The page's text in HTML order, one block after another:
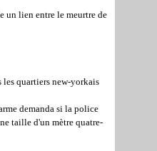
lien entre le meurtre de
quartiers new-yorkais
demanda si la police
taille d'un mètre quatre-